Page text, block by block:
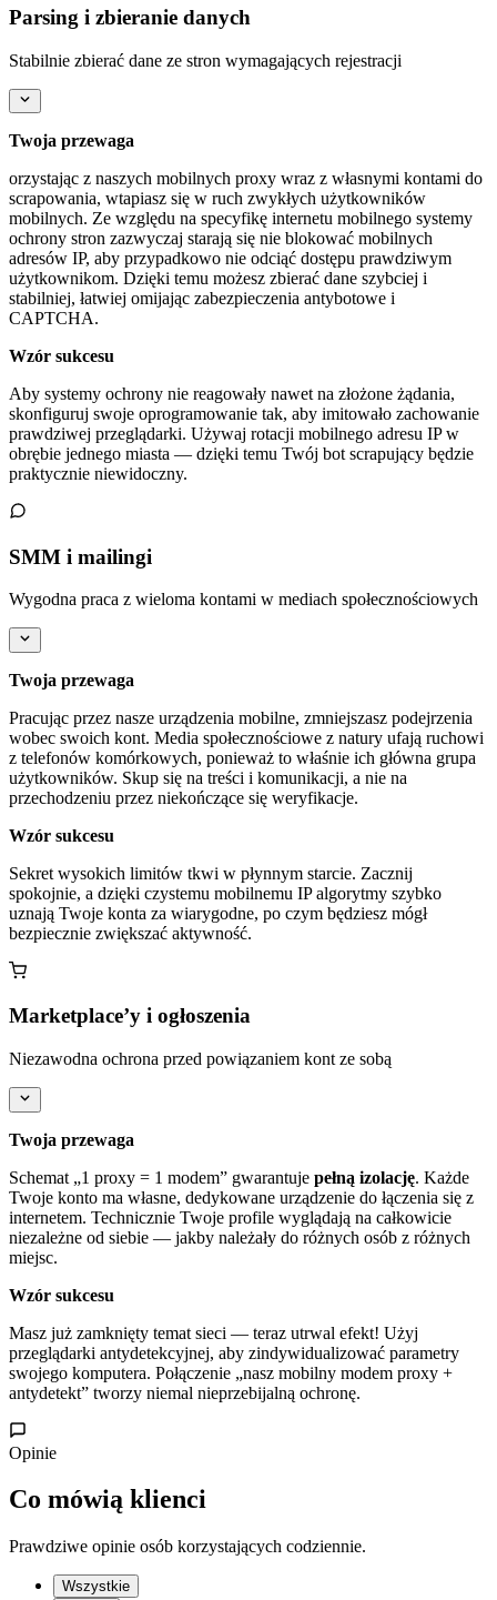
Parsing i zbieranie danych
Stabilnie zbierać dane ze stron wymagających rejestracji
Twoja przewaga
orzystając z naszych mobilnych proxy wraz z własnymi kontami do
scrapowania, wtapiasz się w ruch zwykłych użytkowników
mobilnych. Ze względu na specyfikę internetu mobilnego systemy
ochrony stron zazwyczaj starają się nie blokować mobilnych
adresów IP, aby przypadkowo nie odciąć dostępu prawdziwym
użytkownikom. Dzięki temu możesz zbierać dane szybciej i
stabilniej, łatwiej omijając zabezpieczenia antybotowe i
CAPTCHA.
Wzór sukcesu
Aby systemy ochrony nie reagowały nawet na złożone żądania,
skonfiguruj swoje oprogramowanie tak, aby imitowało zachowanie
prawdziwej przeglądarki. Używaj rotacji mobilnego adresu IP w
obrębie jednego miasta — dzięki temu Twój bot scrapujący będzie
praktycznie niewidoczny.
SMM i mailingi
Wygodna praca z wieloma kontami w mediach społecznościowych
Twoja przewaga
Pracując przez nasze urządzenia mobilne, zmniejszasz podejrzenia
wobec swoich kont. Media społecznościowe z natury ufają ruchowi
z telefonów komórkowych, ponieważ to właśnie ich główna grupa
użytkowników. Skup się na treści i komunikacji, a nie na
przechodzeniu przez niekończące się weryfikacje.
Wzór sukcesu
Sekret wysokich limitów tkwi w płynnym starcie. Zacznij
spokojnie, a dzięki czystemu mobilnemu IP algorytmy szybko
uznają Twoje konta za wiarygodne, po czym będziesz mógł
bezpiecznie zwiększać aktywność.
Marketplace’y i ogłoszenia
Niezawodna ochrona przed powiązaniem kont ze sobą
Twoja przewaga
Schemat „1 proxy = 1 modem” gwarantuje pełną izolację. Każde
Twoje konto ma własne, dedykowane urządzenie do łączenia się z
internetem. Technicznie Twoje profile wyglądają na całkowicie
niezależne od siebie — jakby należały do różnych osób z różnych
miejsc.
Wzór sukcesu
Masz już zamknięty temat sieci — teraz utrwal efekt! Użyj
przeglądarki antydetekcyjnej, aby zindywidualizować parametry
swojego komputera. Połączenie „nasz mobilny modem proxy +
antydetekt” tworzy niemal nieprzebijalną ochronę.
Opinie
Co mówią klienci
Prawdziwe opinie osób korzystających codziennie.
Wszystkie